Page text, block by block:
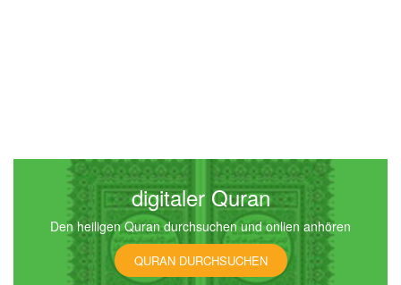
4650Hören 0Gefällt mir
00:00 00:00
digitaler Quran
Den heiligen Quran durchsuchen und onlien anhören
QURAN DURCHSUCHEN